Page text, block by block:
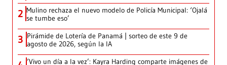
2 Mulino rechaza el nuevo modelo de Policía Municipal: ‘Ojalá
se tumbe eso’
3 Pirámide de Lotería de Panamá | sorteo de este 9 de
agosto de 2026, según la IA
‘Vivo un día a la vez’: Kayra Harding comparte imágenes de